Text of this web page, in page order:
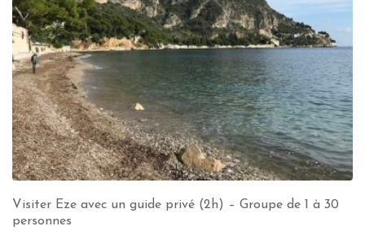
Visiter Eze avec un guide privé (2h) – Groupe de 1 à 30
personnes